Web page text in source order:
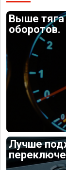
Выше тяга
оборотов.
Лучше